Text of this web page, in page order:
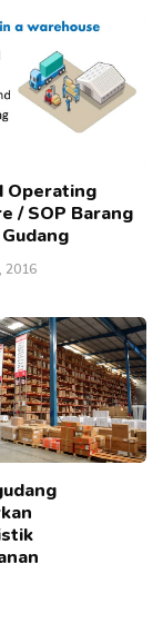
Operating
/ SOP Barang
2016